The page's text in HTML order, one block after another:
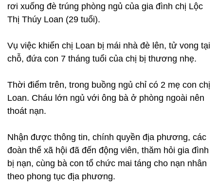
rơi xuống đè trúng phòng ngủ của gia đình chị Lộc
Thị Thúy Loan (29 tuổi).
Vụ việc khiến chị Loan bị mái nhà đè lên, tử vong tại
chỗ, đứa con 7 tháng tuổi của chị bị thương nhẹ.
Thời điểm trên, trong buồng ngủ chỉ có 2 mẹ con chị
Loan. Cháu lớn ngủ với ông bà ở phòng ngoài nên
thoát nạn.
Nhận được thông tin, chính quyền địa phương, các
đoàn thể xã hội đã đến động viên, thăm hỏi gia đình
bị nạn, cùng bà con tổ chức mai táng cho nạn nhân
theo phong tục địa phương.